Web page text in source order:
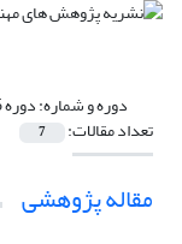
دوره و شماره:دوره 5، شماره 11، اسفند 1396
تعداد مقالات: 7
مقاله پژوهشی